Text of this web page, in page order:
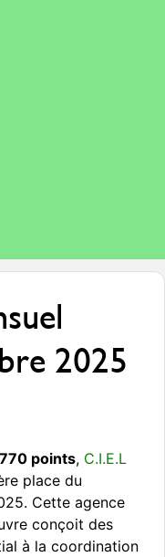
2025
points, C.I.E.L
place du
Cette agence
conçoit des
à la coordination